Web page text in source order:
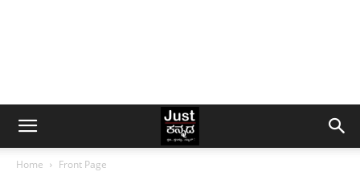
Home Front Page